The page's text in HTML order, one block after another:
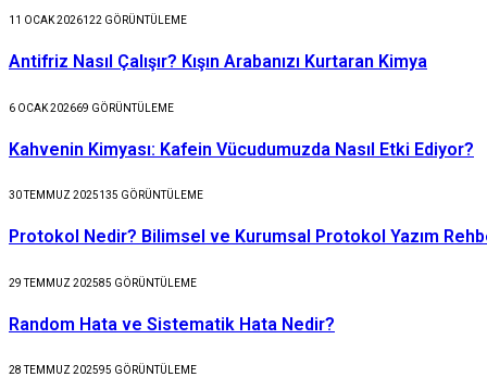
11 OCAK 2026122 GÖRÜNTÜLEME
Antifriz Nasıl Çalışır? Kışın Arabanızı Kurtaran Kimya
6 OCAK 202669 GÖRÜNTÜLEME
Kahvenin Kimyası: Kafein Vücudumuzda Nasıl Etki Ediyor?
30 TEMMUZ 2025135 GÖRÜNTÜLEME
Protokol Nedir? Bilimsel ve Kurumsal Protokol Yazım
29 TEMMUZ 202585 GÖRÜNTÜLEME
Random Hata ve Sistematik Hata Nedir?
28 TEMMUZ 202595 GÖRÜNTÜLEME